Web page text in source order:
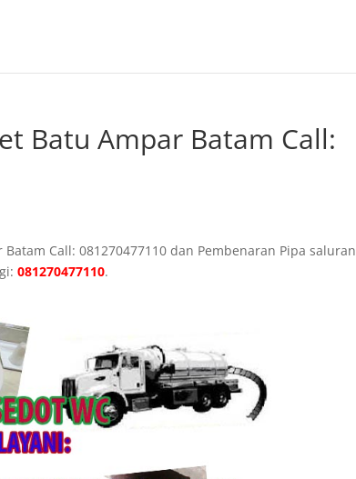
Batu Ampar Batam Call:
Call: 081270477110 dan Pembenaran Pipa saluran
081270477110.